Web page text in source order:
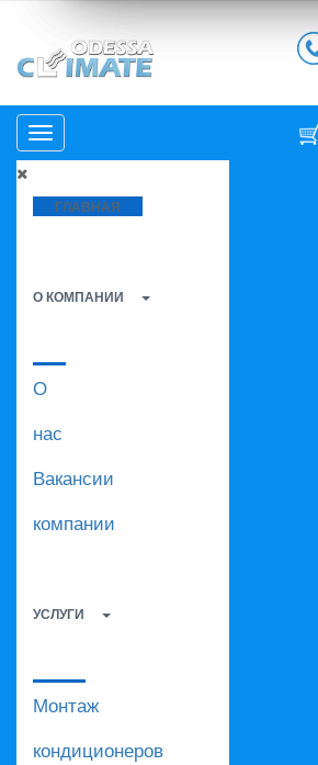
ГЛАВНАЯ
О КОМПАНИИ
О
нас
Вакансии
компании
УСЛУГИ
Монтаж
кондиционеров